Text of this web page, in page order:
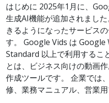
はじめに 2025年1月に、
生成AI機能が追加されまし
きるようになったサービス
す。 Google Vids は
Standard 以上で利用するこ
とは、ビジネス向けの動画
作成ツールです。 企業では
修、業務マニュアル、営業